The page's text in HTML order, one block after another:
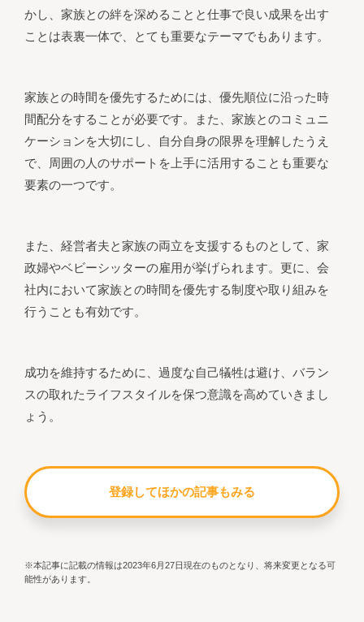
かし、家族との絆を深めることと仕事で良い成果を出す
ことは表裏一体で、とても重要なテーマでもあります。
家族との時間を優先するためには、優先順位に沿った時
間配分をすることが必要です。また、家族とのコミュニ
ケーションを大切にし、自分自身の限界を理解したうえ
で、周囲の人のサポートを上手に活用することも重要な
要素の一つです。
また、経営者夫と家族の両立を支援するものとして、家
政婦やベビーシッターの雇用が挙げられます。更に、会
社内において家族との時間を優先する制度や取り組みを
行うことも有効です。
成功を維持するために、過度な自己犠牲は避け、バラン
スの取れたライフスタイルを保つ意識を高めていきまし
ょう。
登録してほかの記事もみる
※本記事に記載の情報は2023年6月27日現在のものとなり、将来変更となる可
能性があります。